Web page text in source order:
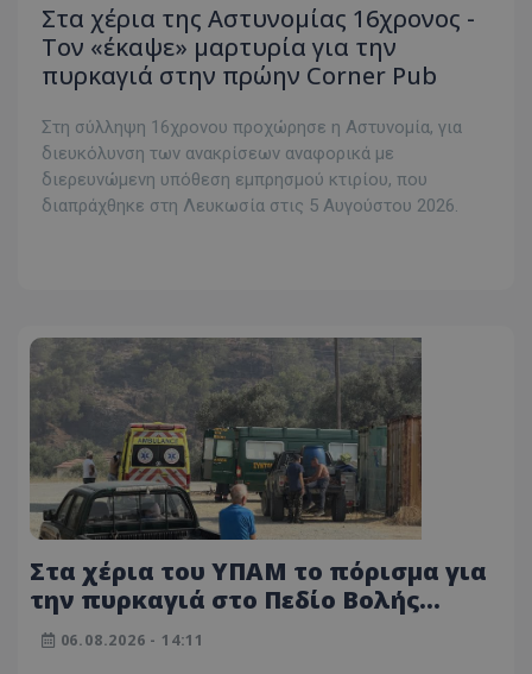
Στα χέρια της Αστυνομίας 16χρονος -
Τον «έκαψε» μαρτυρία για την
πυρκαγιά στην πρώην Corner Pub
Στη σύλληψη 16χρονου προχώρησε η Αστυνομία, για
διευκόλυνση των ανακρίσεων αναφορικά με
διερευνώμενη υπόθεση εμπρησμού κτιρίου, που
διαπράχθηκε στη Λευκωσία στις 5 Αυγούστου 2026.
Στα χέρια του ΥΠΑΜ το πόρισμα για
την πυρκαγιά στο Πεδίο Βολής
Καλού Χωριού – Αναμένει την
ολοκλήρωση της ποινικής έρευνας
06.08.2026 - 14:11